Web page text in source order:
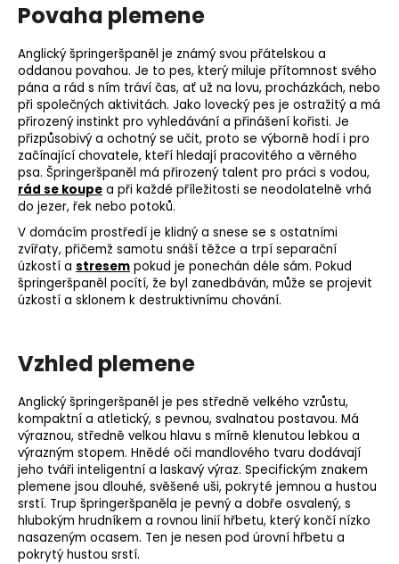
Povaha plemene
Anglický špringeršpaněl je známý svou přátelskou a
oddanou povahou. Je to pes, který miluje přítomnost svého
pána a rád s ním tráví čas, ať už na lovu, procházkách, nebo
při společných aktivitách. Jako lovecký pes je ostražitý a má
přirozený instinkt pro vyhledávání a přinášení kořisti. Je
přizpůsobivý a ochotný se učit, proto se výborně hodí i pro
začínající chovatele, kteří hledají pracovitého a věrného
psa. Špringeršpaněl má přirozený talent pro práci s vodou,
rád se koupe a při každé příležitosti se neodolatelně vrhá
do jezer, řek nebo potoků.
V domácím prostředí je klidný a snese se s ostatními
zvířaty, přičemž samotu snáší těžce a trpí separační
úzkostí a stresem pokud je ponechán déle sám. Pokud
špringeršpaněl pocítí, že byl zanedbáván, může se projevit
úzkostí a sklonem k destruktivnímu chování.
Vzhled plemene
Anglický špringeršpaněl je pes středně velkého vzrůstu,
kompaktní a atletický, s pevnou, svalnatou postavou. Má
výraznou, středně velkou hlavu s mírně klenutou lebkou a
výrazným stopem. Hnědé oči mandlového tvaru dodávají
jeho tváři inteligentní a laskavý výraz. Specifickým znakem
plemene jsou dlouhé, svěšené uši, pokryté jemnou a hustou
srstí. Trup špringeršpaněla je pevný a dobře osvalený, s
hlubokým hrudníkem a rovnou linií hřbetu, který končí nízko
nasazeným ocasem. Ten je nesen pod úrovní hřbetu a
pokrytý hustou srstí.